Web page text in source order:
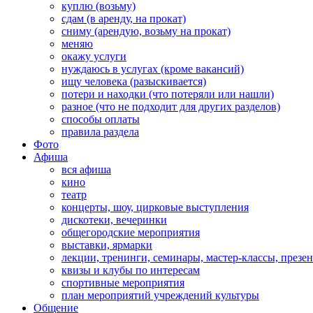
куплю (возьму)
сдам (в аренду, на прокат)
сниму (арендую, возьму на прокат)
меняю
окажу услуги
нуждаюсь в услугах (кроме вакансий)
ищу человека (разыскивается)
потери и находки (что потеряли или нашли)
разное (что не подходит для других разделов)
способы оплаты
правила раздела
Фото
Афиша
вся афиша
кино
театр
концерты, шоу, цирковые выступления
дискотеки, вечеринки
общегородские мероприятия
выставки, ярмарки
лекции, тренинги, семинары, мастер-классы,
квизы и клубы по интересам
спортивные мероприятия
план мероприятий учреждений культуры
Общение